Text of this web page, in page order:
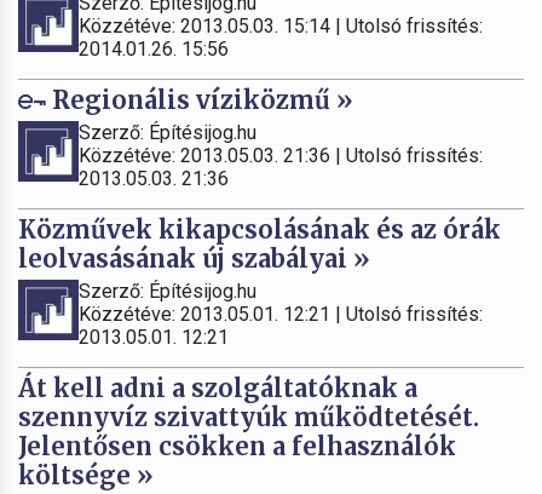
Közzétéve: 2013.05.03. 15:14 | Utolsó frissítés:
2014.01.26. 15:56
Regionális víziközmű »
Szerző: Építésijog.hu
Közzétéve: 2013.05.03. 21:36 | Utolsó frissítés:
2013.05.03. 21:36
Közművek kikapcsolásának és az órák
leolvasásának új szabályai »
Szerző: Építésijog.hu
Közzétéve: 2013.05.01. 12:21 | Utolsó frissítés:
2013.05.01. 12:21
Át kell adni a szolgáltatóknak a
szennyvíz szivattyúk működtetését.
Jelentősen csökken a felhasználók
költsége »